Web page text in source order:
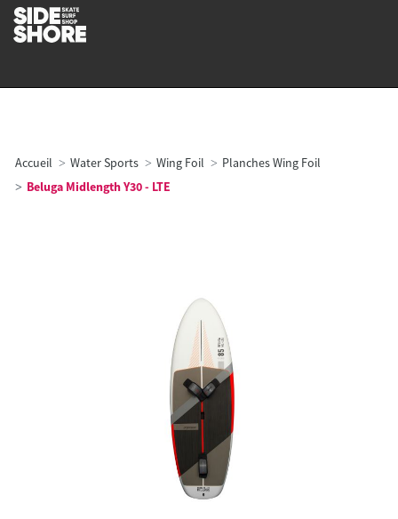
Accueil Water Sports Wing Foil
Planches Wing Foil
Beluga Midlength Y30 - LTE